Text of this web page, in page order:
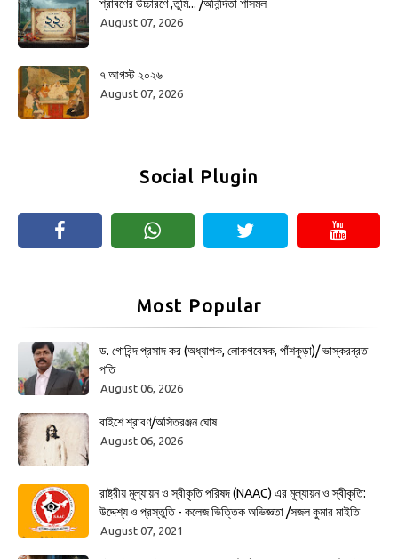
শ্রাবণের উচ্চারণে ,তুমি... /অনিন্দিতা শাসমল
August 07, 2026
৭ আগস্ট ২০২৬
August 07, 2026
Social Plugin
Most Popular
ড. গোবিন্দ প্রসাদ কর (অধ্যাপক, লোকগবেষক, পাঁশকুড়া)/ ভাস্করব্রত
পতি
August 06, 2026
বাইশে শ্রাবণ/অসিতরঞ্জন ঘোষ
August 06, 2026
রাষ্ট্রীয় মূল্যায়ন ও স্বীকৃতি পরিষদ (NAAC) এর মূল্যায়ন ও স্বীকৃতি:
উদ্দেশ্য ও প্রস্তুতি - কলেজ ভিত্তিক অভিজ্ঞতা /সজল কুমার মাইতি
August 07, 2021